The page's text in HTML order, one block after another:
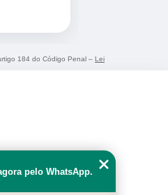
184 do Código Penal – Lei
pelo WhatsApp.